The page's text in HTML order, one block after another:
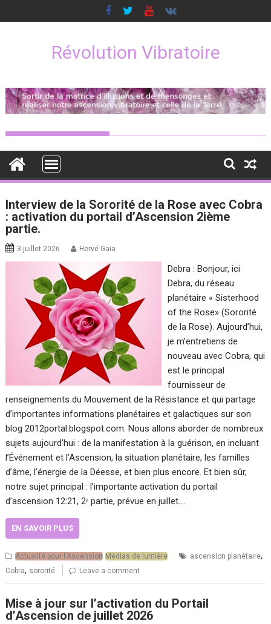
to
Révolution Vibratoire
Fil
des
articles
Interview de la Sororité de la Rose avec Cobra
: activation du portail d’Ascension 2ième
partie.
3 juillet 2026 Hervé Gaïa
Debra : Bonjour, ici
Debra, du réseau
planétaire « Sisterhood
of the Rose» (Sororité
de la Rose). Aujourd’hui,
je m’entretiens de
nouveau avec Cobra, qui
est le principal
fournisseur de
renseignements du Mouvement de la Résistance et qui partage
d’importantes informations planétaires et galactiques sur son
blog 2012portal.blogspot.com. Nous allons aborder de nombreux
sujets aujourd’hui : de la manifestation à la guérison, en incluant
l’Événement et l’Ascension, la situation planétaire, les familles
d’âme, l’énergie de la Déesse, et bien plus encore. Et bien sûr,
notre sujet principal : l’importante activation du portail
d’ascension 12:21, 2ᵉ partie, prévue en juillet….
EN SAVOIR PLUS
Actualité pour l'Ascension Médias de lumière ascension planétaire,
Cobra, sororité Leave a comment
Mise à jour sur l’activation du Portail
d’Ascension de juillet 2026